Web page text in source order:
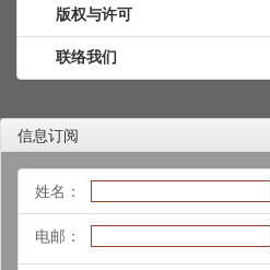
版权与许可
联络我们
信息订阅
姓名：
电邮：